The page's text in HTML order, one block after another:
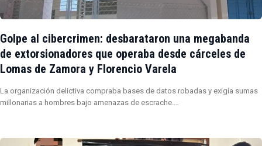
Golpe al cibercrimen: desbarataron una megabanda
de extorsionadores que operaba desde cárceles de
Lomas de Zamora y Florencio Varela
La organización delictiva compraba bases de datos robadas y exigía sumas
millonarias a hombres bajo amenazas de escrache.…